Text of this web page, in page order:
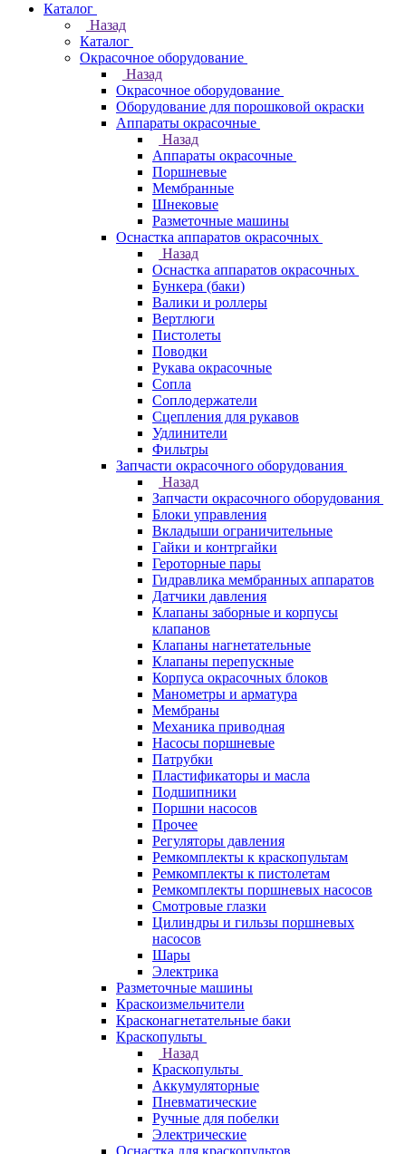
Каталог
Назад
Каталог
Окрасочное оборудование
Назад
Окрасочное оборудование
Оборудование для порошковой окраски
Аппараты окрасочные
Назад
Аппараты окрасочные
Поршневые
Мембранные
Шнековые
Разметочные машины
Оснастка аппаратов окрасочных
Назад
Оснастка аппаратов окрасочных
Бункера (баки)
Валики и роллеры
Вертлюги
Пистолеты
Поводки
Рукава окрасочные
Сопла
Соплодержатели
Сцепления для рукавов
Удлинители
Фильтры
Запчасти окрасочного оборудования
Назад
Запчасти окрасочного оборудования
Блоки управления
Вкладыши ограничительные
Гайки и контргайки
Героторные пары
Гидравлика мембранных аппаратов
Датчики давления
Клапаны заборные и корпусы
клапанов
Клапаны нагнетательные
Клапаны перепускные
Корпуса окрасочных блоков
Манометры и арматура
Мембраны
Механика приводная
Насосы поршневые
Патрубки
Пластификаторы и масла
Подшипники
Поршни насосов
Прочее
Регуляторы давления
Ремкомплекты к краскопультам
Ремкомплекты к пистолетам
Ремкомплекты поршневых насосов
Смотровые глазки
Цилиндры и гильзы поршневых
насосов
Шары
Электрика
Разметочные машины
Краскоизмельчители
Красконагнетательные баки
Краскопульты
Назад
Краскопульты
Аккумуляторные
Пневматические
Ручные для побелки
Электрические
Оснастка для краскопультов